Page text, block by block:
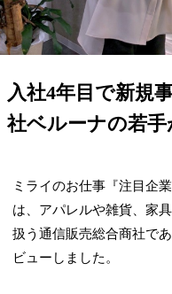
入社4年目で新規
社ベルーナの若
ミライのお仕事『注目企
は、アパレルや雑貨、家
扱う通信販売総合商社で
ビューしました。